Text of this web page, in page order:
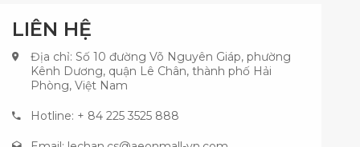
LIÊN HỆ
Địa chỉ: Số 10 đường Võ Nguyên Giáp, phường
Kênh Dương, quận Lê Chân, thành phố Hải
Phòng, Việt Nam
Hotline: + 84 225 3525 888